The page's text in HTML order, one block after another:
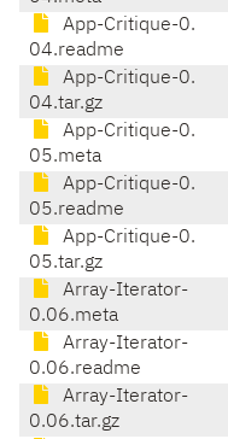
App-Critique-0.
04.readme
App-Critique-0.
04.tar.gz
App-Critique-0.
05.meta
App-Critique-0.
05.readme
App-Critique-0.
05.tar.gz
Array-Iterator-
0.06.meta
Array-Iterator-
0.06.readme
Array-Iterator-
0.06.tar.gz